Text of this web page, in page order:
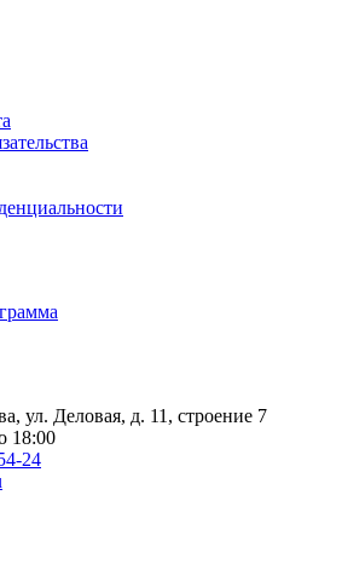
ул. Деловая, д. 11, строение 7
18:00
24